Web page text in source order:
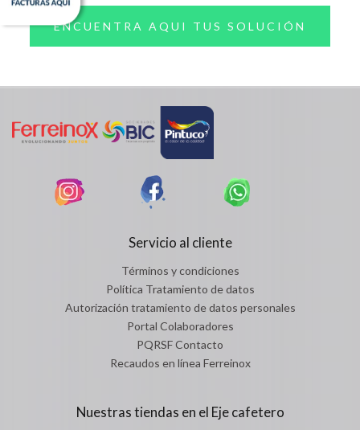
ENCUENTRA AQUI TUS SOLUCIÓN
Servicio al cliente
Términos y condiciones
Política Tratamiento de datos
Autorización tratamiento de datos personales
Portal Colaboradores
PQRSF Contacto
Recaudos en línea Ferreinox
Nuestras tiendas en el Eje cafetero